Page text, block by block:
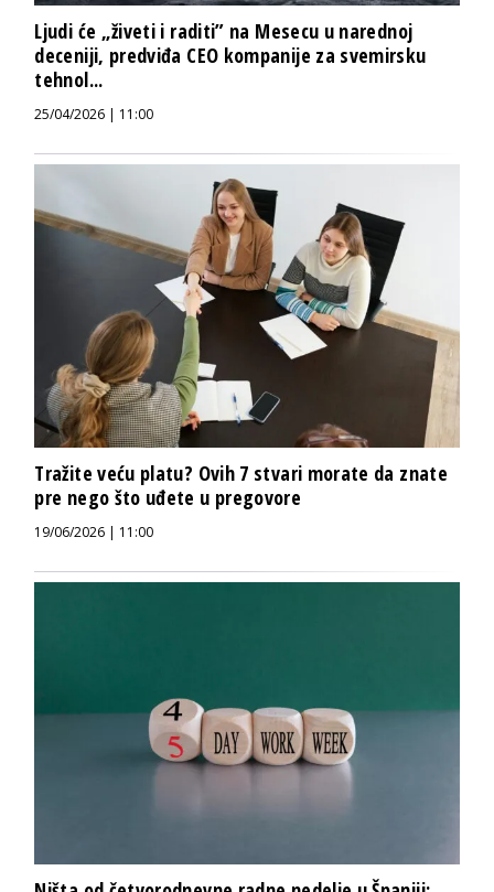
Ljudi će „živeti i raditi” na Mesecu u narednoj
deceniji, predviđa CEO kompanije za svemirsku
tehnol...
25/04/2026 | 11:00
Tražite veću platu? Ovih 7 stvari morate da znate
pre nego što uđete u pregovore
19/06/2026 | 11:00